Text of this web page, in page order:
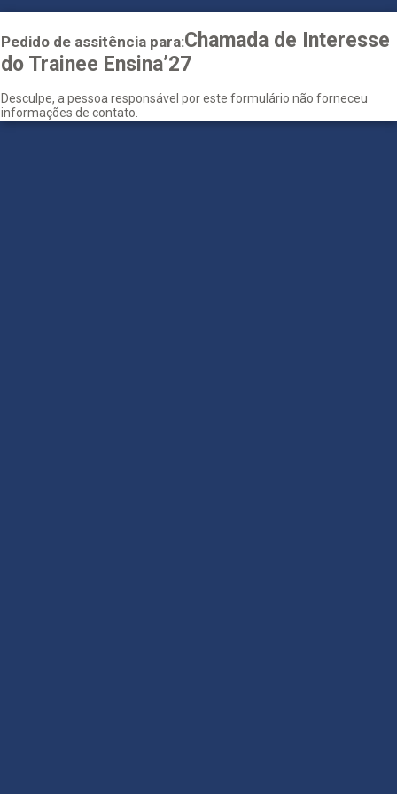
Pedido de assitência para:Chamada de Interesse
do Trainee Ensina’27
Desculpe, a pessoa responsável por este formulário não forneceu
informações de contato.